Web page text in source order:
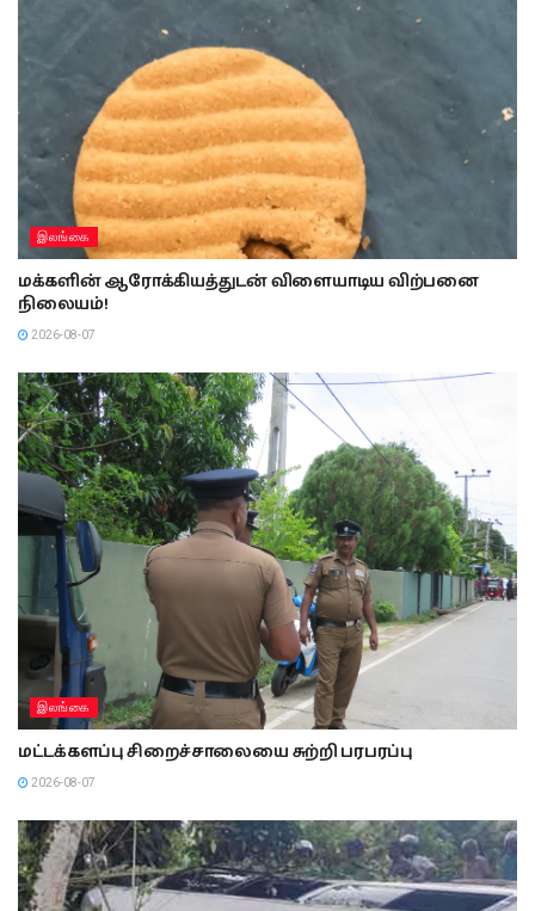
இலங்கை
மக்களின் ஆரோக்கியத்துடன் விளையாடிய விற்பனை
நிலையம்!
2026-08-07
இலங்கை
மட்டக்களப்பு சிறைச்சாலையை சுற்றி பரபரப்பு
2026-08-07